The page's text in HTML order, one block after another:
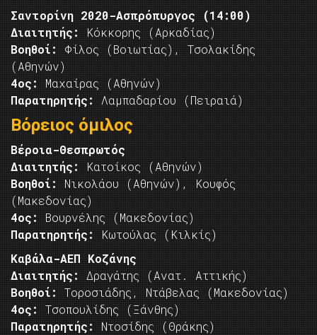
Σαντορίνη 2020-Ασπρόπυργος (14:00)
Διαιτητής:
Κόκκορης (Αρκαδίας)
Βοηθοί:
Φίλος (Βοιωτίας), Τσολακίδης
(Αθηνών)
4ος:
Μαχαίρας (Αθηνών)
Παρατηρητής:
Λαμπαδαρίου (Πειραιά)
Βόρειος όμιλος
Βέροια-Θεσπρωτός
Διαιτητής:
Κατοίκος (Αθηνών)
Βοηθοί:
Νικολάου (Αθηνών), Κουφός
(Μακεδονίας)
4ος:
Βουρνέλης (Μακεδονίας)
Παρατηρητής:
Κωτούλας (Κιλκίς)
Καβάλα-ΑΕΠ Κοζάνης
Διαιτητής:
Δραγάτης (Ανατ. Αττικής)
Βοηθοί:
Τοροσιάδης, Ντάβελας (Μακεδονίας)
4ος:
Τσοπουλίδης (Ξάνθης)
Παρατηρητής:
Ντοσίδης (Θράκης)